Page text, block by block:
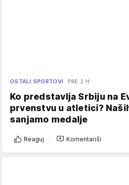
OSTALI SPORTOVI PRE 2 H
Ko predstavlja Srbiju na
prvenstvu u atletici?
sanjamo medalje
Reaguj Komentariši